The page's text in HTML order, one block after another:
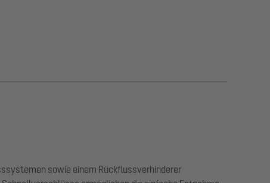
sowie einem Rückflussverhinderer